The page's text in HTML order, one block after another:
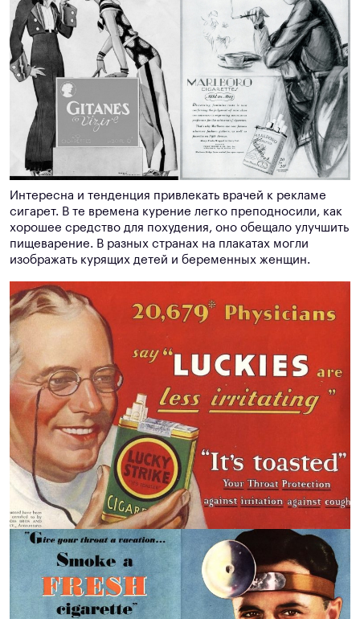
Интересна и тенденция привлекать врачей к рекламе
сигарет. В те времена курение легко преподносили, как
хорошее средство для похудения, оно обещало улучшить
пищеварение. В разных странах на плакатах могли
изображать курящих детей и беременных женщин.